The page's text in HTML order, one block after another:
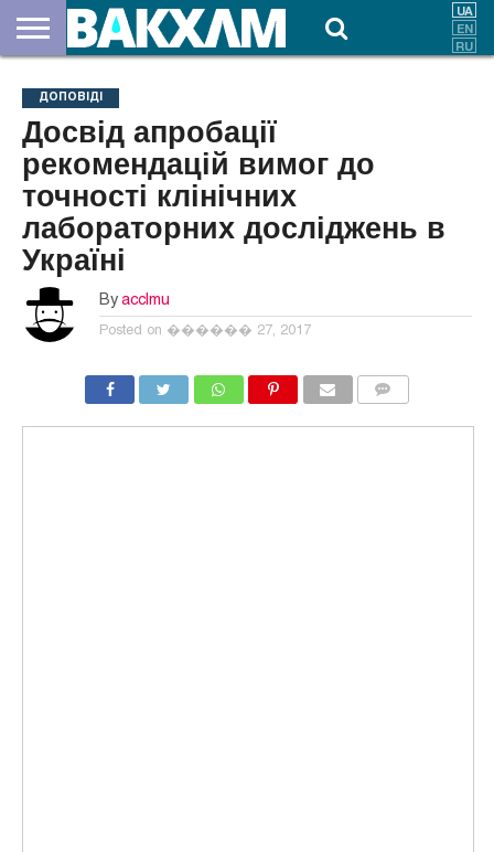
НАС
ВНЕСКИ
ДОКУМЕНТИ
НОВИНИ
КОНТАКТИ
ДОПОВІДІ
Досвід апробації
рекомендацій вимог до
точності клінічних
лабораторних досліджень в
Україні
By acclmu
Posted on ������ 27, 2017